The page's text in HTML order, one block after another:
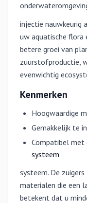
injectie nauwkeurig
uw aquatische flora
betere groei van
zuurstofproductie,
evenwichtig
Kenmerken
Hoogwaardige
Gemakkelijk te
Compatibel met
systeem
systeem. De
materialen die een
betekent dat u